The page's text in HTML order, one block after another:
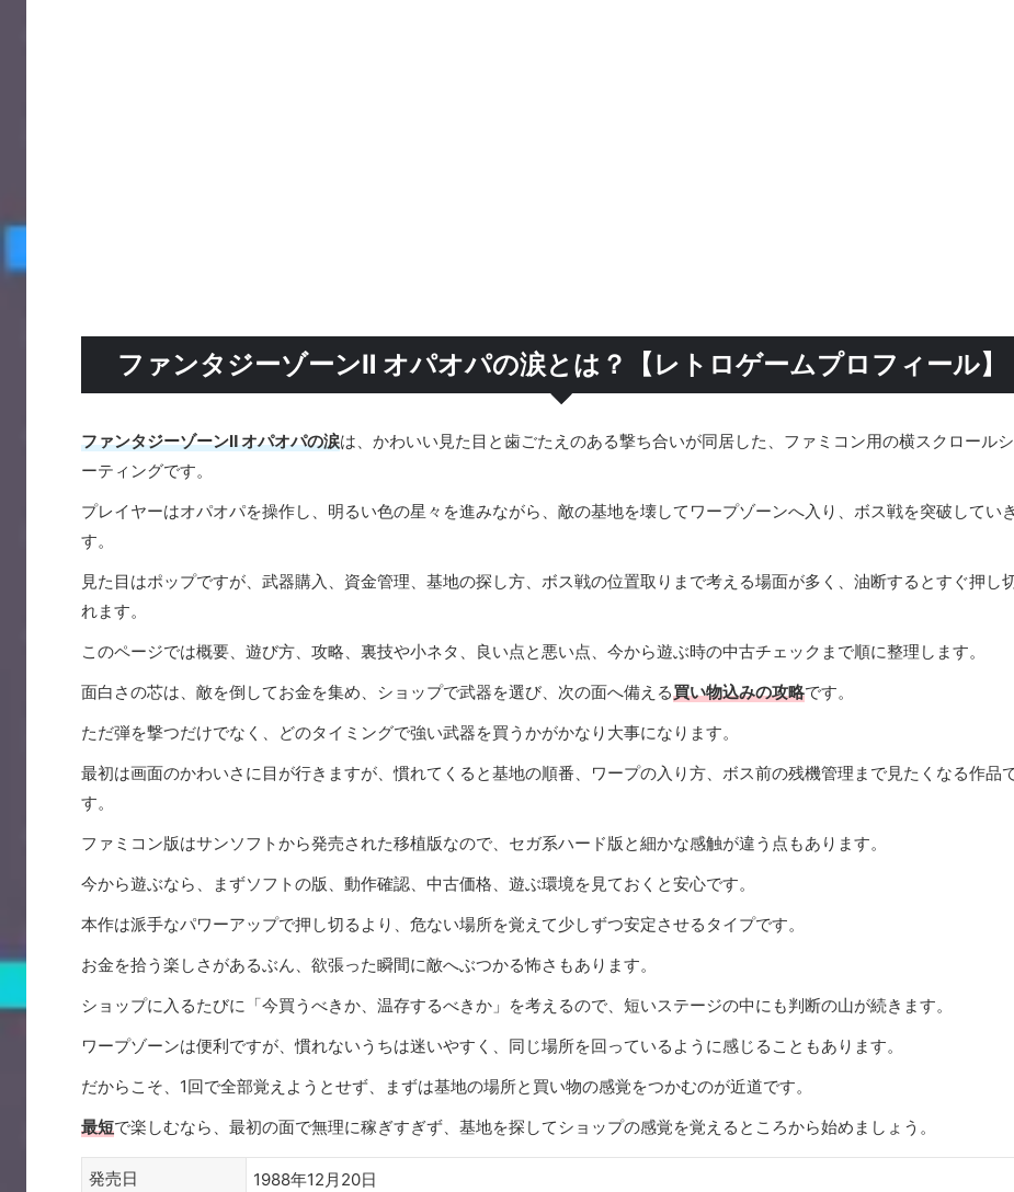
ファンタジーゾーンⅡ オパオパの涙とは？【レトロゲームプロフィール】
ファンタジーゾーンⅡ オパオパの涙は、かわいい見た目と歯ごたえのある撃ち合いが同居した、ファミコン用の横スクロール
ーティングです。
プレイヤーはオパオパを操作し、明るい色の星々を進みながら、敵の基地を壊してワープゾーンへ入り、ボス戦を突破してい
す。
見た目はポップですが、武器購入、資金管理、基地の探し方、ボス戦の位置取りまで考える場面が多く、油断するとすぐ押し
れます。
このページでは概要、遊び方、攻略、裏技や小ネタ、良い点と悪い点、今から遊ぶ時の中古チェックまで順に整理します。
面白さの芯は、敵を倒してお金を集め、ショップで武器を選び、次の面へ備える買い物込みの攻略です。
ただ弾を撃つだけでなく、どのタイミングで強い武器を買うかがかなり大事になります。
最初は画面のかわいさに目が行きますが、慣れてくると基地の順番、ワープの入り方、ボス前の残機管理まで見たくなる作品
す。
ファミコン版はサンソフトから発売された移植版なので、セガ系ハード版と細かな感触が違う点もあります。
今から遊ぶなら、まずソフトの版、動作確認、中古価格、遊ぶ環境を見ておくと安心です。
本作は派手なパワーアップで押し切るより、危ない場所を覚えて少しずつ安定させるタイプです。
お金を拾う楽しさがあるぶん、欲張った瞬間に敵へぶつかる怖さもあります。
ショップに入るたびに「今買うべきか、温存するべきか」を考えるので、短いステージの中にも判断の山が続きます。
ワープゾーンは便利ですが、慣れないうちは迷いやすく、同じ場所を回っているように感じることもあります。
だからこそ、1回で全部覚えようとせず、まずは基地の場所と買い物の感覚をつかむのが近道です。
最短で楽しむなら、最初の面で無理に稼ぎすぎず、基地を探してショップの感覚を覚えるところから始めましょう。
発売日 1988年12月20日